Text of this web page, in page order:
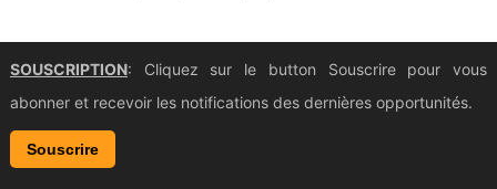
SOUSCRIPTION: Cliquez sur le button Souscrire pour vous
abonner et recevoir les notifications des dernières opportunités.
Souscrire